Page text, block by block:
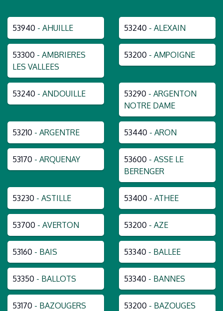
53940 - AHUILLE 53240 - ALEXAIN
53300 - AMBRIERES
LES VALLEES
53200 - AMPOIGNE
53240 - ANDOUILLE 53290 - ARGENTON
NOTRE DAME
53210 - ARGENTRE 53440 - ARON
53170 - ARQUENAY 53600 - ASSE LE
BERENGER
53230 - ASTILLE 53400 - ATHEE
53700 - AVERTON 53200 - AZE
53160 - BAIS 53340 - BALLEE
53350 - BALLOTS 53340 - BANNES
53170 - BAZOUGERS 53200 - BAZOUGES